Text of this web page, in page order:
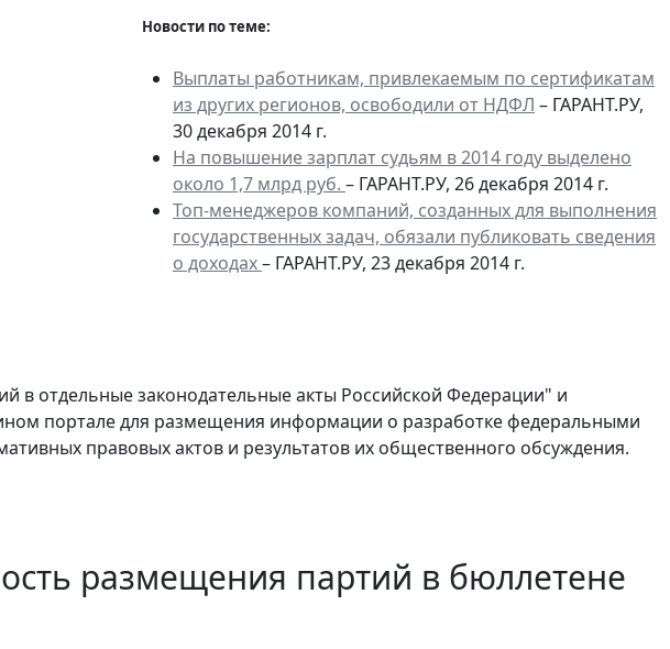
Новости по теме:
Выплаты работникам, привлекаемым по сертификатам
из других регионов, освободили от НДФЛ – ГАРАНТ.РУ,
30 декабря 2014 г.
На повышение зарплат судьям в 2014 году выделено
около 1,7 млрд руб. – ГАРАНТ.РУ, 26 декабря 2014 г.
Топ-менеджеров компаний, созданных для выполнения
государственных задач, обязали публиковать сведения
о доходах– ГАРАНТ.РУ, 23 декабря 2014 г.
в отдельные законодательные акты Российской Федерации" и
портале для размещения информации о разработке федеральными
правовых актов и результатов их общественного обсуждения.
размещения партий в бюллетене